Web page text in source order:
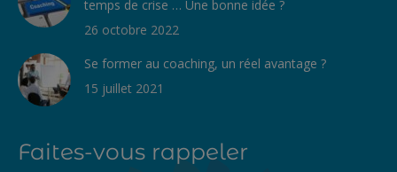
temps de crise … Une bonne idée ?
26 octobre 2022
Se former au coaching, un réel avantage ?
15 juillet 2021
Faites-vous rappeler